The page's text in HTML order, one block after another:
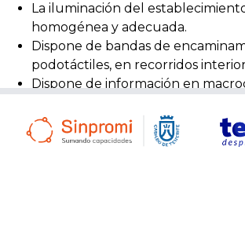
La iluminación del
homogénea y adecuada.
Dispone de bandas de
podotáctiles, en recorridos
Dispone de información en
Dispone de señalización visual
diferentes estancias y usos del